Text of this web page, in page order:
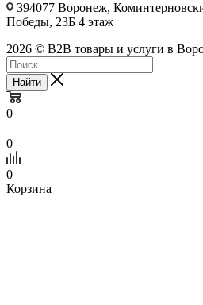
394077 Воронеж,
Победы, 23Б​ 4 этаж
2026 © B2B товары и услуги в
Найти
0
0
0
Корзина